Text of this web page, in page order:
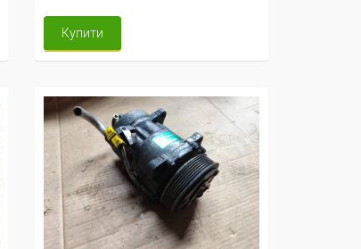
Купити